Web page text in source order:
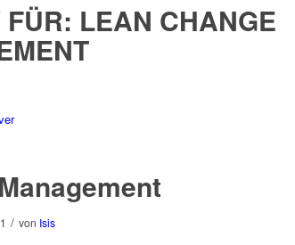
LEAN CHANGE
/ von Isis